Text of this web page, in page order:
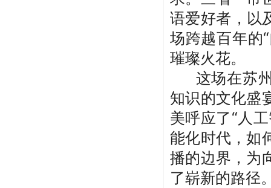
语爱好者， 以
场跨越百年的
璀璨火花。
这场在苏
知识的文化盛
美呼应了“人
能化时代，如
播的边界，为
了崭新的路径